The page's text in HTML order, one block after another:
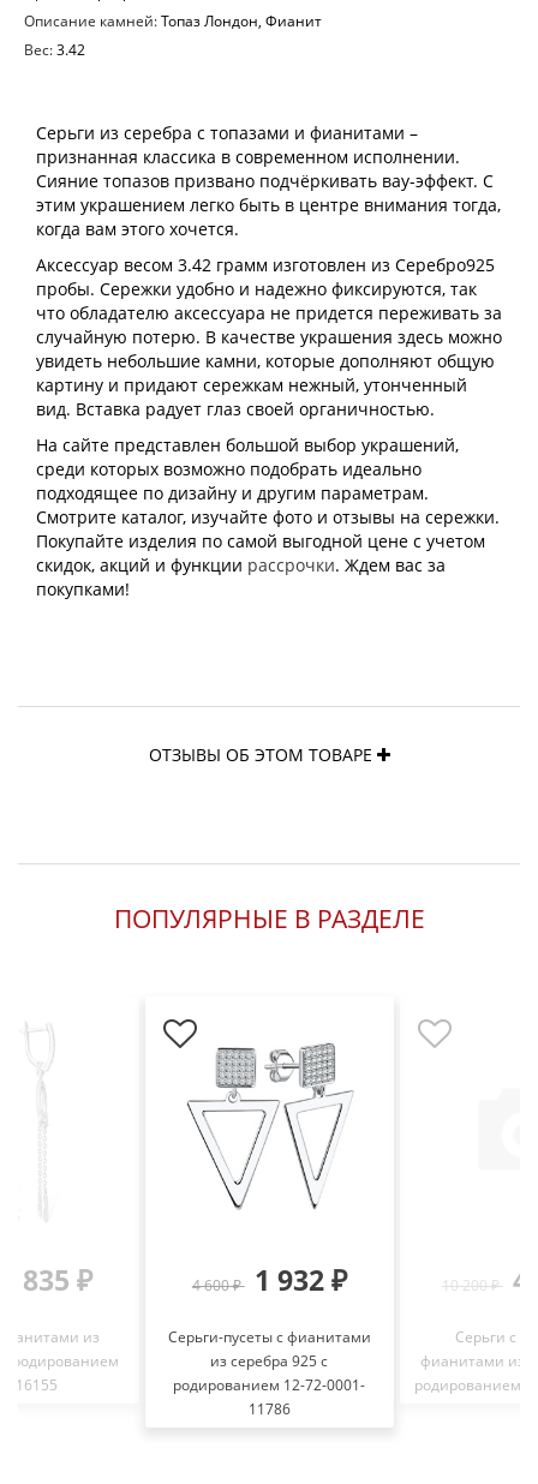
Описание камней:Топаз Лондон, Фианит
Вес:3.42
Серьги из серебра с топазами и фианитами –
признанная классика в современном исполнении.
Сияние топазов призвано подчёркивать вау-эффект. С
этим украшением легко быть в центре внимания тогда,
когда вам этого хочется.
Аксессуар весом 3.42 грамм изготовлен из Серебро925
пробы. Сережки удобно и надежно фиксируются, так
что обладателю аксессуара не придется переживать за
случайную потерю. В качестве украшения здесь можно
увидеть небольшие камни, которые дополняют общую
картину и придают сережкам нежный, утонченный
вид. Вставка радует глаз своей органичностью.
На сайте представлен большой выбор украшений,
среди которых возможно подобрать идеально
подходящее по дизайну и другим параметрам.
Смотрите каталог, изучайте фото и отзывы на сережки.
Покупайте изделия по самой выгодной цене с учетом
скидок, акций и функции рассрочки. Ждем вас за
покупками!
ОТЗЫВЫ ОБ ЭТОМ ТОВАРЕ
ПОПУЛЯРНЫЕ В РАЗДЕЛЕ
2 835 ₽
из
родированием
4 600 ₽ 1 932 ₽
Серьги-пусеты с фианитами
из серебра 925 с
родированием 12-72-0001-
11786
10 200 ₽ 4
Серьги с
фианитами из
родированием